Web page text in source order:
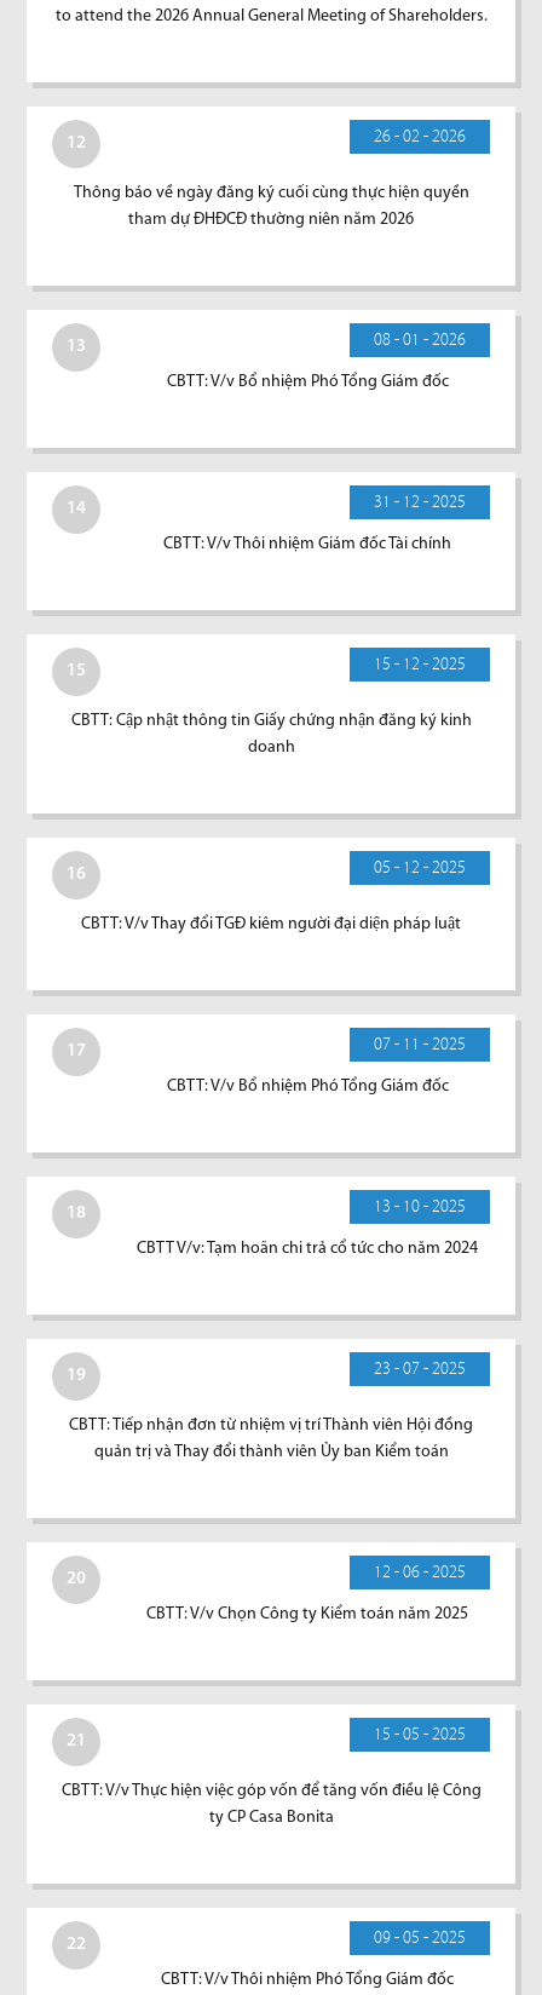
to attend the 2026 Annual General Meeting of Shareholders.
12 26 - 02 - 2026
Thông báo về ngày đăng ký cuối cùng thực hiện quyền
tham dự ĐHĐCĐ thường niên năm 2026
13 08 - 01 - 2026
CBTT: V/v Bổ nhiệm Phó Tổng Giám đốc
14 31 - 12 - 2025
CBTT: V/v Thôi nhiệm Giám đốc Tài chính
15 15 - 12 - 2025
CBTT: Cập nhật thông tin Giấy chứng nhận đăng ký kinh
doanh
16 05 - 12 - 2025
CBTT: V/v Thay đổi TGĐ kiêm người đại diện pháp luật
17 07 - 11 - 2025
CBTT: V/v Bổ nhiệm Phó Tổng Giám đốc
18 13 - 10 - 2025
CBTT V/v: Tạm hoãn chi trả cổ tức cho năm 2024
19 23 - 07 - 2025
CBTT: Tiếp nhận đơn từ nhiệm vị trí Thành viên Hội đồng
quản trị và Thay đổi thành viên Ủy ban Kiểm toán
20 12 - 06 - 2025
CBTT: V/v Chọn Công ty Kiểm toán năm 2025
21 15 - 05 - 2025
CBTT: V/v Thực hiện việc góp vốn để tăng vốn điều lệ Công
ty CP Casa Bonita
22 09 - 05 - 2025
CBTT: V/v Thôi nhiệm Phó Tổng Giám đốc